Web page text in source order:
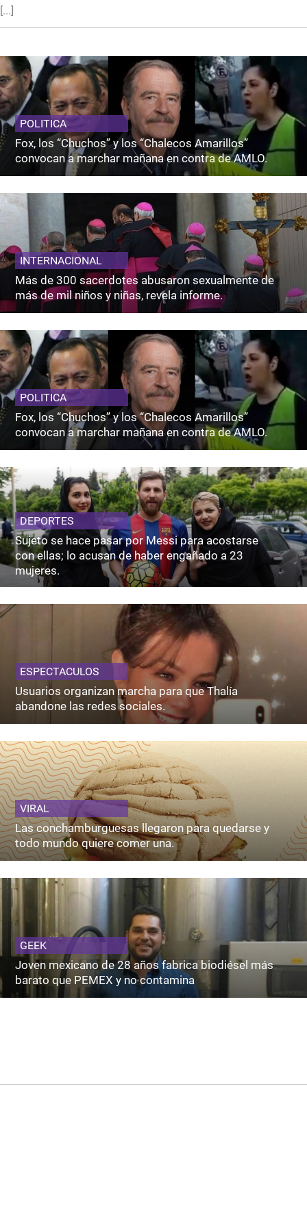
[...]
POLITICA
Fox, los “Chuchos” y los “Chalecos Amarillos”
convocan a marchar mañana en contra de AMLO.
INTERNACIONAL
Más de 300 sacerdotes abusaron sexualmente de
más de mil niños y niñas, revela informe.
POLITICA
Fox, los “Chuchos” y los “Chalecos Amarillos”
convocan a marchar mañana en contra de AMLO.
DEPORTES
Sujeto se hace pasar por Messi para acostarse
con ellas; lo acusan de haber engañado a 23
mujeres.
ESPECTACULOS
Usuarios organizan marcha para que Thalía
abandone las redes sociales.
VIRAL
Las conchamburguesas llegaron para quedarse y
todo mundo quiere comer una.
GEEK
Joven mexicano de 28 años fabrica biodiésel más
barato que PEMEX y no contamina